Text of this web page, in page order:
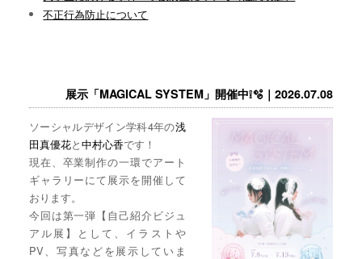
不正行為防止について
展示「MAGICAL SYSTEM」開催中❕🫧｜2026.07.08
ソーシャルデザイン学科4年の浅
田真優花と中村心香です！
現在、卒業制作の一環でアート
ギャラリーにて展示を開催して
おります。
今回は第一弾【自己紹介ビジュ
アル展】として、イラストや
PV、写真などを展示していま